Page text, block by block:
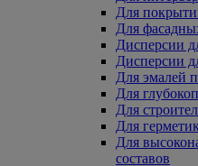
Для
Для
Дисперсии
Дисперсии
Для эмалей
Для
Для
Для
Для
составов